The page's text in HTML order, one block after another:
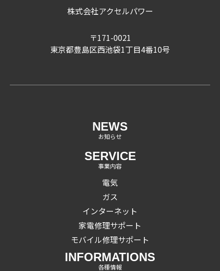
株式会社アクセルパワー
〒171-0021
東京都豊島区西池袋1丁目4番10号
NEWS
お知らせ
SERVICE
事業内容
電気
ガス
インターネット
家電修理サポート
モバイル修理サポート
INFORMATIONS
各種情報